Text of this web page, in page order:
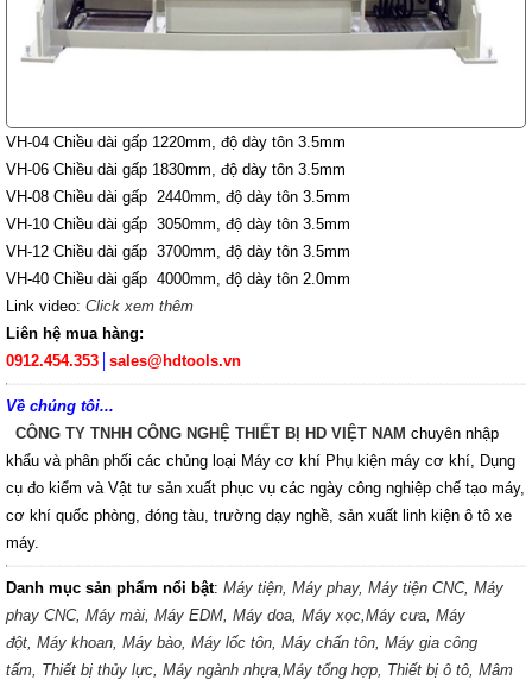
VH-04 Chiều dài gấp 1220mm, độ dày tôn 3.5mm
VH-06 Chiều dài gấp 1830mm, độ dày tôn 3.5mm
VH-08 Chiều dài gấp 2440mm, độ dày tôn 3.5mm
VH-10 Chiều dài gấp 3050mm, độ dày tôn 3.5mm
VH-12 Chiều dài gấp 3700mm, độ dày tôn 3.5mm
VH-40 Chiều dài gấp 4000mm, độ dày tôn 2.0mm
Link video: Click xem thêm
Liên hệ mua hàng:
0912.454.353 sales@hdtools.vn
Về chúng tôi...
CÔNG TY TNHH CÔNG NGHỆ THIẾT BỊ HD VIỆT NAM chuyên nhập
khẩu và phân phối các chủng loại Máy cơ khí Phụ kiện máy cơ khí, Dụng
cụ đo kiểm và Vật tư sản xuất phục vụ các ngày công nghiệp chế tạo máy,
cơ khí quốc phòng, đóng tàu, trường dạy nghề, sản xuất linh kiện ô tô xe
máy.
Danh mục sản phẩm nổi bật: Máy tiện, Máy phay, Máy tiện CNC, Máy
phay CNC, Máy mài, Máy EDM, Máy doa, Máy xọc,Máy cưa, Máy
đột, Máy khoan, Máy bào, Máy lốc tôn, Máy chấn tôn, Máy gia công
tấm, Thiết bị thủy lực, Máy ngành nhựa,Máy tổng hợp, Thiết bị ô tô, Mâm